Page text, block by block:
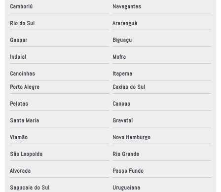
Camboriú Navegantes
Rio do Sul Araranguá
Gaspar Biguaçu
Indaial Mafra
Canoinhas
Itapema
Porto Alegre
Caxias do Sul
Pelotas Canoas
Santa Maria Gravataí
Viamão Novo Hamburgo
São Leopoldo Rio Grande
Alvorada Passo Fundo
Sapucaia do Sul Uruguaiana